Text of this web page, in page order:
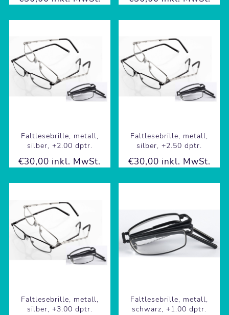
Faltlesebrille, metall,
silber, +2.00 dptr.
€30,00 inkl. MwSt.
Faltlesebrille, metall,
silber, +2.50 dptr.
€30,00 inkl. MwSt.
Faltlesebrille, metall,
silber, +3.00 dptr.
Faltlesebrille, metall,
schwarz, +1.00 dptr.